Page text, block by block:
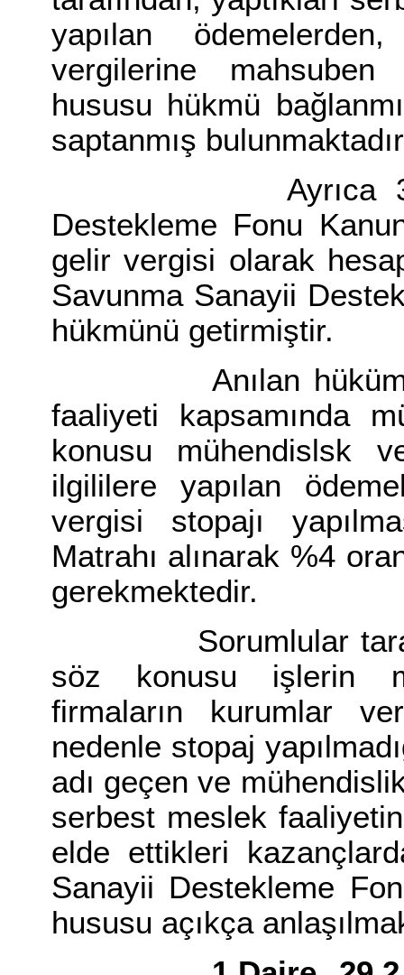
yapılan
vergilerine mahsuben
hususu hükmü
saptanmış
Ayrıca 3238
Destekleme Fonu
gelir vergisi olarak
Savunma Sanayii
hükmünü getirmiştir.
Anılan hükümler
faaliyeti kapsamında
konusu mühendislsk
ilgililere yapılan
vergisi stopajı
Matrahı alınarak %4
gerekmektedir.
Sorumlular
söz konusu işlerin
firmaların kurumlar
nedenle stopaj
adı geçen ve
serbest meslek
elde ettikleri
Sanayii Destekleme
hususu açıkça